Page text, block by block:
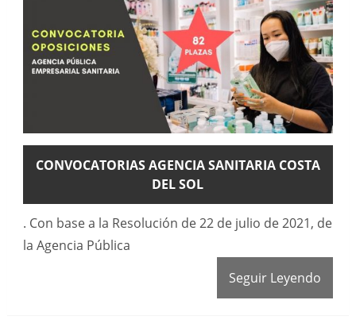
CONVOCATORIAS AGENCIA SANITARIA COSTA
DEL SOL
. Con base a la Resolución de 22 de julio de 2021, de
la Agencia Pública
Seguir Leyendo